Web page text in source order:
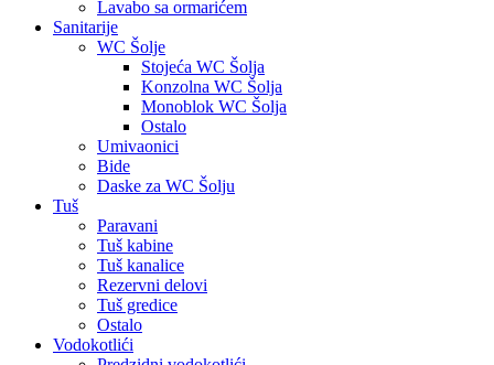
Lavabo sa ormarićem
Sanitarije
WC Šolje
Stojeća WC Šolja
Konzolna WC Šolja
Monoblok WC Šolja
Ostalo
Umivaonici
Bide
Daske za WC Šolju
Tuš
Paravani
Tuš kabine
Tuš kanalice
Rezervni delovi
Tuš gredice
Ostalo
Vodokotlići